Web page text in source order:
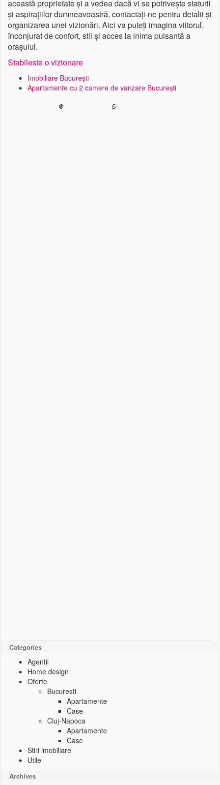
această proprietate și a vedea dacă vi se potrivește staturii
și aspirațiilor dumneavoastră, contactați-ne pentru detalii și
organizarea unei vizionări. Aici va puteți imagina viitorul,
înconjurat de confort, stil și acces la inima pulsantă a
orașului.
Stabileste o vizionare
Imobiliare București
Apartamente cu 2 camere de vanzare București
Categories
Agentii
Home design
Oferte
Bucuresti
Apartamente
Case
Cluj-Napoca
Apartamente
Case
Stiri imobiliare
Utile
Archives